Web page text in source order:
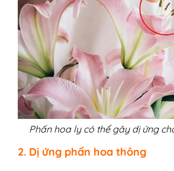
Phấn hoa ly có thể gây dị ứng
2. Dị ứng phấn hoa thông